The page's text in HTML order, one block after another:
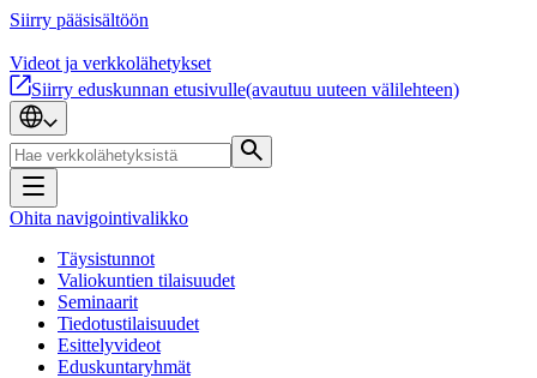
Siirry pääsisältöön
Videot ja verkkolähetykset
Siirry eduskunnan etusivulle(avautuu uuteen välilehteen)
Ohita navigointivalikko
Täysistunnot
Valiokuntien tilaisuudet
Seminaarit
Tiedotustilaisuudet
Esittelyvideot
Eduskuntaryhmät